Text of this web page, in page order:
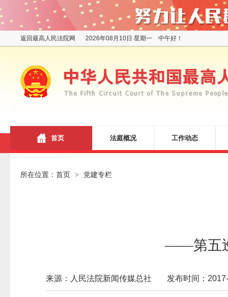
返回最高人民法院网 2026年08月10日 星期一 中午好！
首页 法庭概况 工作动态
所在位置： 首页 > 党建专栏
——第五
来源：人民法院新闻传媒总社 发布时间：